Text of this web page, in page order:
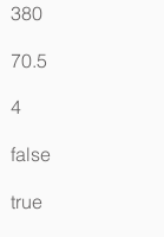
380
70.5
4
false
true